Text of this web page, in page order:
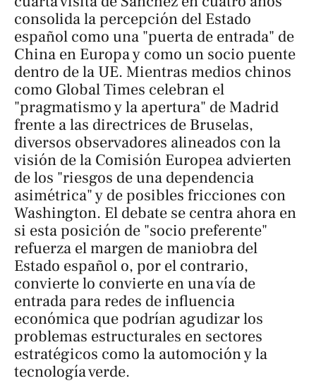
consolida la percepción del Estado
español como una "puerta de entrada" de
China en Europa y como un socio puente
dentro de la UE. Mientras medios chinos
como Global Times celebran el
"pragmatismo y la apertura" de Madrid
frente a las directrices de Bruselas,
diversos observadores alineados con la
visión de la Comisión Europea advierten
de los "riesgos de una dependencia
asimétrica" y de posibles fricciones con
Washington. El debate se centra ahora en
si esta posición de "socio preferente"
refuerza el margen de maniobra del
Estado español o, por el contrario,
convierte lo convierte en una vía de
entrada para redes de influencia
económica que podrían agudizar los
problemas estructurales en sectores
estratégicos como la automoción y la
tecnología verde.